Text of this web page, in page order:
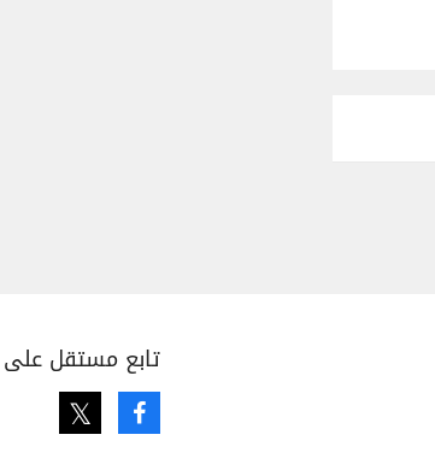
تابع مستقل على
Facebook
Twitter